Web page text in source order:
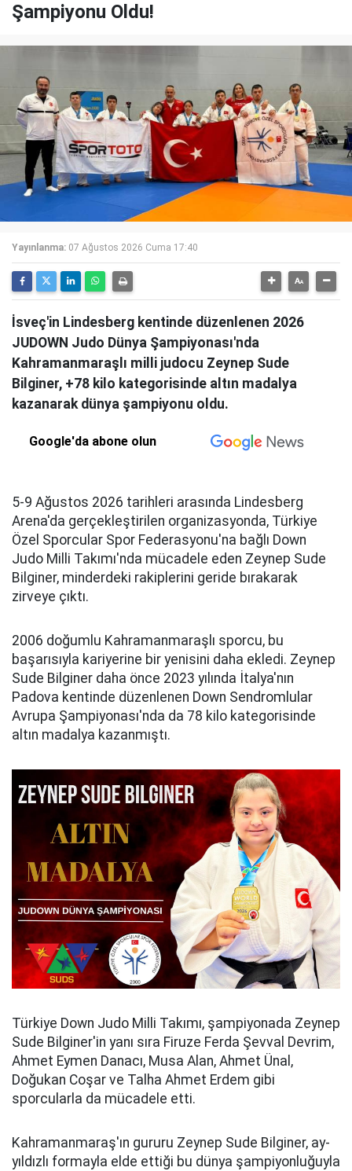
Şampiyonu Oldu!
Yayınlanma: 07 Ağustos 2026 Cuma 17:40
İsveç'in Lindesberg kentinde düzenlenen 2026
JUDOWN Judo Dünya Şampiyonası'nda
Kahramanmaraşlı milli judocu Zeynep Sude
Bilginer, +78 kilo kategorisinde altın madalya
kazanarak dünya şampiyonu oldu.
Google'da abone olun
5-9 Ağustos 2026 tarihleri arasında Lindesberg
Arena'da gerçekleştirilen organizasyonda, Türkiye
Özel Sporcular Spor Federasyonu'na bağlı Down
Judo Milli Takımı'nda mücadele eden Zeynep Sude
Bilginer, minderdeki rakiplerini geride bırakarak
zirveye çıktı.
2006 doğumlu Kahramanmaraşlı sporcu, bu
başarısıyla kariyerine bir yenisini daha ekledi. Zeynep
Sude Bilginer daha önce 2023 yılında İtalya'nın
Padova kentinde düzenlenen Down Sendromlular
Avrupa Şampiyonası'nda da 78 kilo kategorisinde
altın madalya kazanmıştı.
Türkiye Down Judo Milli Takımı, şampiyonada Zeynep
Sude Bilginer'in yanı sıra Firuze Ferda Şevval Devrim,
Ahmet Eymen Danacı, Musa Alan, Ahmet Ünal,
Doğukan Coşar ve Talha Ahmet Erdem gibi
sporcularla da mücadele etti.
Kahramanmaraş'ın gururu Zeynep Sude Bilginer, ay-
yıldızlı formayla elde ettiği bu dünya şampiyonluğuyla